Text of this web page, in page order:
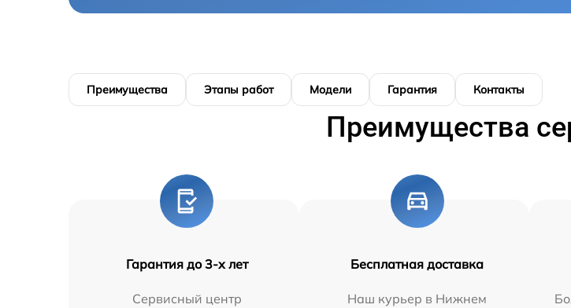
Преимущества Этапы работ Модели Гарантия Контакты
Преимущества
Гарантия до 3-х лет
Сервисный центр
Бесплатная доставка
Наш курьер в Нижнем